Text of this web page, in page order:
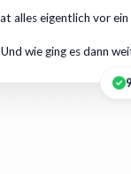
alles eigentlich vor ein
wie ging es dann